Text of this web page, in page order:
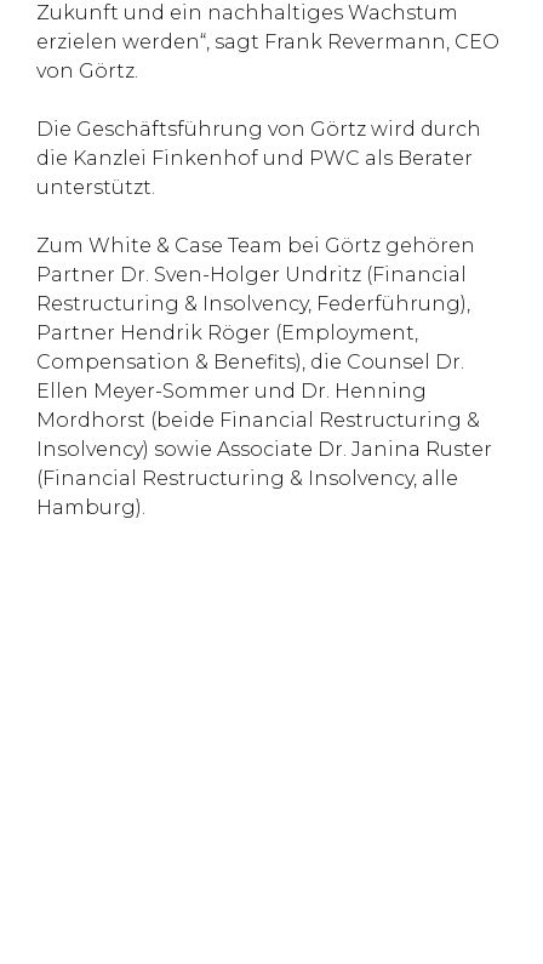
Zukunft und ein nachhaltiges Wachstum
erzielen werden“, sagt Frank Revermann, CEO
von Görtz.
Die Geschäftsführung von Görtz wird durch
die Kanzlei Finkenhof und PWC als Berater
unterstützt.
Zum White & Case Team bei Görtz gehören
Partner Dr. Sven-Holger Undritz (Financial
Restructuring & Insolvency, Federführung),
Partner Hendrik Röger (Employment,
Compensation & Benefits), die Counsel Dr.
Ellen Meyer-Sommer und Dr. Henning
Mordhorst (beide Financial Restructuring &
Insolvency) sowie Associate Dr. Janina Ruster
(Financial Restructuring & Insolvency, alle
Hamburg).